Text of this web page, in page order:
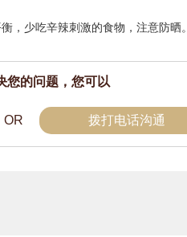
，少吃辛辣刺激的食物，注意防晒。
您的问题，您可以
OR 拨打电话沟通